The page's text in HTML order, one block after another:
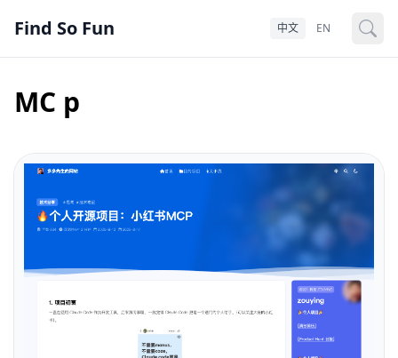
Find So Fun 中文 EN
MC p